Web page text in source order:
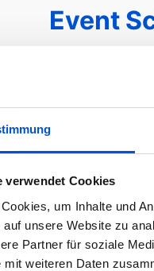
verwendet Cookies
um Inhalte und
auf unsere Website zu
Partner für soziale
mit weiteren Daten
Event
vorhanden.